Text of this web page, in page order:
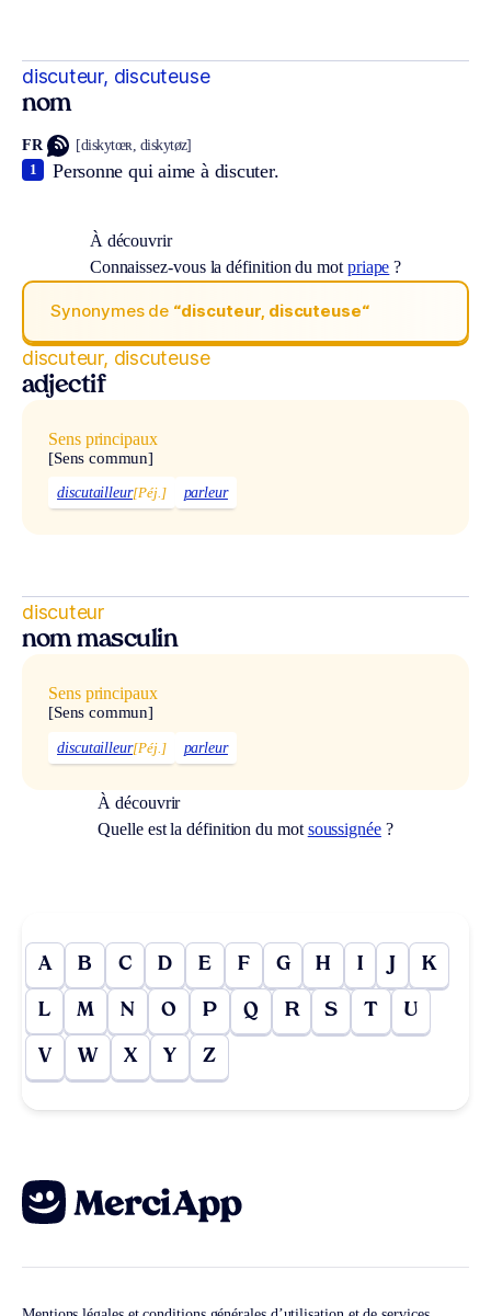
discuteur, discuteuse
nom
FR [diskytœʀ, diskytøz]
Personne qui aime à discuter.
1
À découvrir
Connaissez-vous la définition du mot priape ?
Synonymes de “discuteur, discuteuse“
discuteur, discuteuse
adjectif
Sens principaux
[Sens commun]
discutailleur[Péj.] parleur
discuteur
nom masculin
Sens principaux
[Sens commun]
discutailleur[Péj.] parleur
À découvrir
Quelle est la définition du mot soussignée?
A B C D E F G H I J K
L M N O P Q R S T U
V W X Y Z